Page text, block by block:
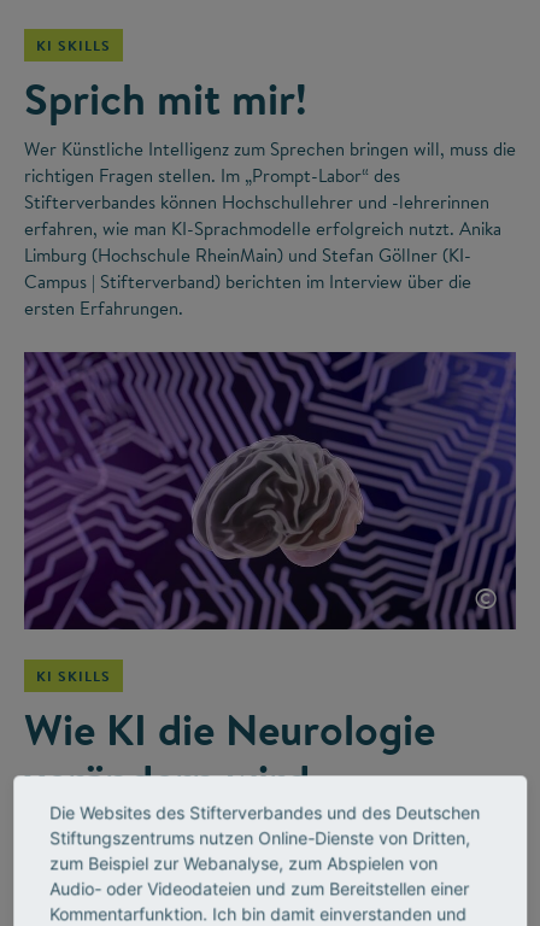
KI SKILLS
Sprich mit mir!
Wer Künstliche Intelligenz zum Sprechen bringen will, muss die
richtigen Fragen stellen. Im „Prompt-Labor“ des
Stifterverbandes können Hochschullehrer und -lehrerinnen
erfahren, wie man KI-Sprachmodelle erfolgreich nutzt. Anika
Limburg (Hochschule RheinMain) und Stefan Göllner (KI-
Campus | Stifterverband) berichten im Interview über die
ersten Erfahrungen.
©
KI SKILLS
Wie KI die Neurologie
verändern wird
Seit 50 Jahren fördert die „Schilling-Stiftung“ herausragende
medizinische Forschung. Zum Jubiläum setzt sie nun auf
„Computationale Neurologie“. Was sie bewegen soll, berichtet
der Schlaganfallforscher Ulrich Dirnagl im Interview.
Die Websites des Stifterverbandes und des Deutschen
Stiftungszentrums nutzen Online-Dienste von Dritten,
zum Beispiel zur Webanalyse, zum Abspielen von
Audio- oder Videodateien und zum Bereitstellen einer
Kommentarfunktion. Ich bin damit einverstanden und